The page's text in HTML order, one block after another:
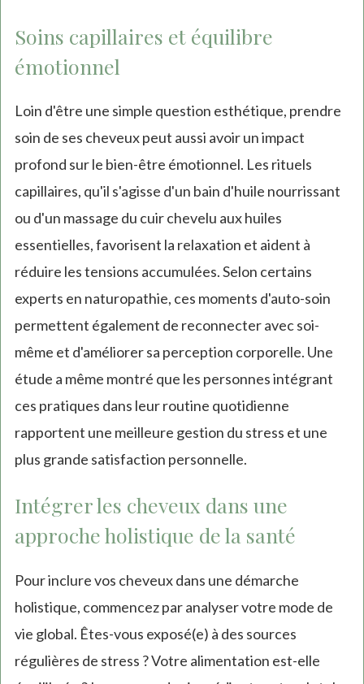
Soins capillaires et équilibre
émotionnel
Loin d'être une simple question esthétique, prendre
soin de ses cheveux peut aussi avoir un impact
profond sur le bien-être émotionnel. Les rituels
capillaires, qu'il s'agisse d'un bain d'huile nourrissant
ou d'un massage du cuir chevelu aux huiles
essentielles, favorisent la relaxation et aident à
réduire les tensions accumulées. Selon certains
experts en naturopathie, ces moments d'auto-soin
permettent également de reconnecter avec soi-
même et d'améliorer sa perception corporelle. Une
étude a même montré que les personnes intégrant
ces pratiques dans leur routine quotidienne
rapportent une meilleure gestion du stress et une
plus grande satisfaction personnelle.
Intégrer les cheveux dans une
approche holistique de la santé
Pour inclure vos cheveux dans une démarche
holistique, commencez par analyser votre mode de
vie global. Êtes-vous exposé(e) à des sources
régulières de stress ? Votre alimentation est-elle